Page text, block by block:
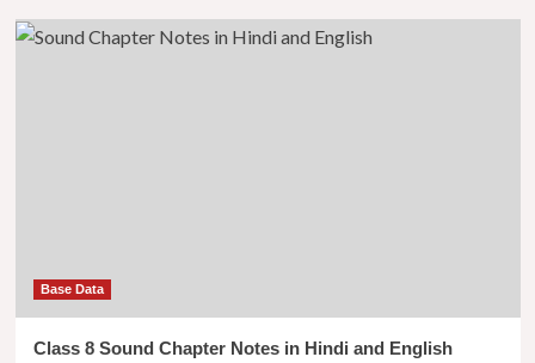
Base Data
Class 8 Sound Chapter Notes in Hindi and English